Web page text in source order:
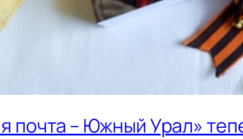
почта – Южный Урал»